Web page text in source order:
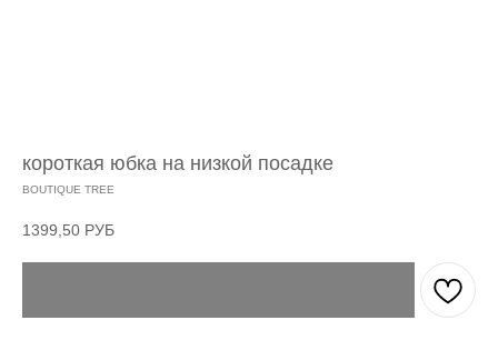
короткая юбка на низкой посадке
BOUTIQUE TREE
1399,50 РУБ